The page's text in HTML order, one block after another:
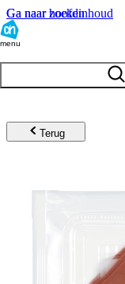
Ga naar hoofdinhoud
Ga naar zoeken
menu
Terug